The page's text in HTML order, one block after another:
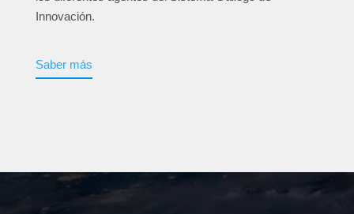
Innovación.
Saber más